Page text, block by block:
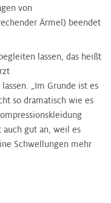
von
Ärmel) beendet
lassen, das heißt
„Im Grunde ist es
so dramatisch wie es
gut an, weil es
Schwellungen mehr